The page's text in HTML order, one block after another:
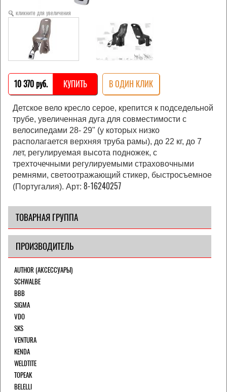
кликните для увеличения
10 370 pуб. КУПИТЬ В ОДИН КЛИК
Детское вело кресло серое, крепится к подседельной
трубе, увеличенная дуга для совместимости с
велосипедами 28- 29ʺ (у которых низко
располагается верхняя труба рамы), до 22 кг, до 7
лет, регулируемая высота подножек, с
трехточечными регулируемыми страховочными
ремнями, светоотражающий стикер, быстросъемное
(Португалия). Арт: 8-16240257
ТОВАРНАЯ ГРУППА
ПРОИЗВОДИТЕЛЬ
AUTHOR (АКСЕССУАРЫ)
SCHWALBE
BBB
SIGMA
VDO
SKS
VENTURA
KENDA
WELDTITE
TOPEAK
BELELLI